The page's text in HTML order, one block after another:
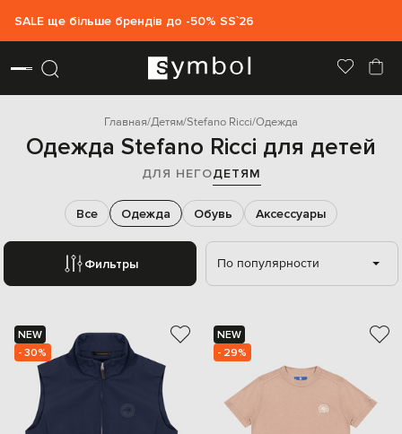
SALE ще більше брендів до -50% SS`26
Главная Детям Stefano Ricci Одежда
Одежда Stefano Ricci для детей
ДЛЯ НЕГОДЕТЯМ
Фильтры
Все Одежда Обувь Аксессуары
По популярности
NEW
- 30%
NEW
- 29%